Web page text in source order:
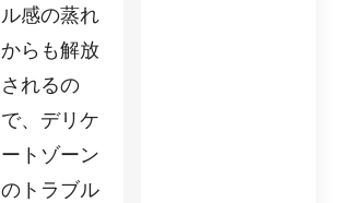
ル感の蒸れ
からも解放
されるの
で、デリケ
ートゾーン
のトラブル